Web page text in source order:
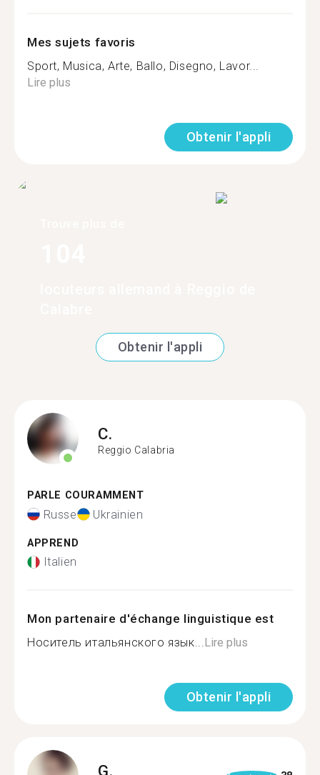
Mes sujets favoris
Sport, Musica, Arte, Ballo, Disegno, Lavor...
Lire plus
Obtenir l'appli
Obtenir l'appli
C.
Reggio Calabria
PARLE COURAMMENT
Russe Ukrainien
APPREND
Italien
Mon partenaire d'échange linguistique est
Носитель итальянского язык...Lire plus
Obtenir l'appli
G.